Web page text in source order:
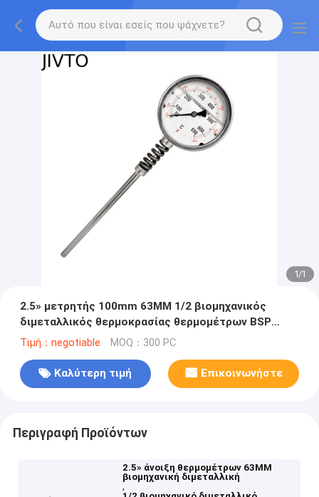
1/1
2.5» μετρητής 100mm 63MM 1/2 βιομηχανικός
διμεταλλικός θερμοκρασίας θερμομέτρων BSP
μίσχος
Τιμή：negotiable MOQ：300 PC
Καλύτερη τιμή Επικοινωνήστε
Περιγραφή Προϊόντων
2.5» άνοιξη θερμομέτρων 63MM
βιομηχανική διμεταλλική
,